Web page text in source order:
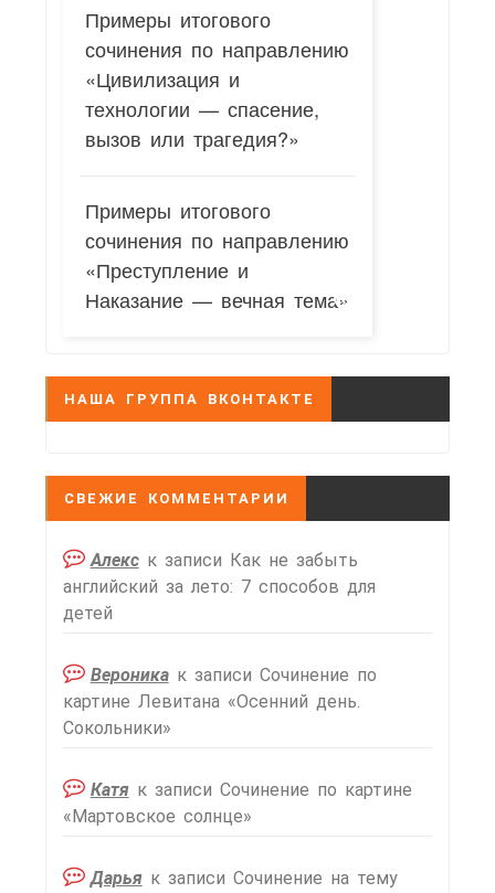
Примеры итогового
сочинения по направлению
«Цивилизация и
технологии — спасение,
вызов или трагедия?»
Примеры итогового
сочинения по направлению
«Преступление и
Наказание — вечная тема»
НАША ГРУППА ВКОНТАКТЕ
СВЕЖИЕ КОММЕНТАРИИ
Алекск записи Как не забыть
английский за лето: 7 способов для
детей
Вероникак записи Сочинение по
картине Левитана «Осенний день.
Сокольники»
Катяк записи Сочинение по картине
«Мартовское солнце»
Дарьяк записи Сочинение на тему